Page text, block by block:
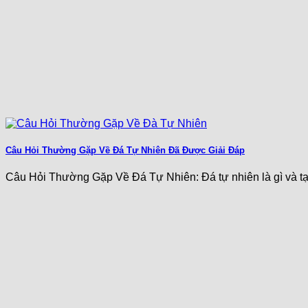
Câu Hỏi Thường Gặp Về Đá Tự Nhiên Đã Được Giải Đáp
Câu Hỏi Thường Gặp Về Đá Tự Nhiên: Đá tự nhiên là gì và